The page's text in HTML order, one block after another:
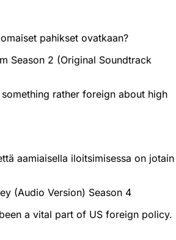
pahikset ovatkaan?
Season 2 (Original Soundtrack
rather foreign about high
aamiaisella iloitsimisessa on jotain
(Audio Version) Season 4
a vital part of US foreign policy.